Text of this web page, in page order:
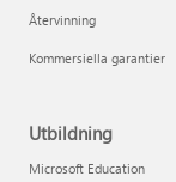
Återvinning
Kommersiella garantier
Utbildning
Microsoft Education